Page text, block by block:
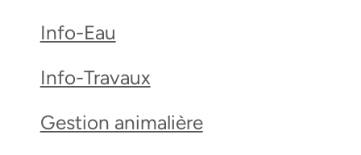
Info-Eau
Info-Travaux
Gestion animalière